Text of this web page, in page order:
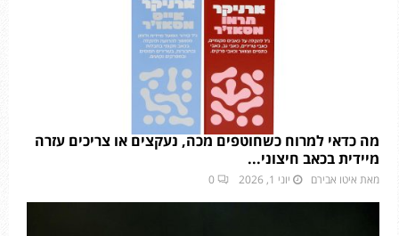
מה כדאי למרוח כשחוטפים מכה, נעקצים או צריכים עזרה
מיידית בכאב חיצוני...
מאת איטו אבירם יוני 1, 2026 0